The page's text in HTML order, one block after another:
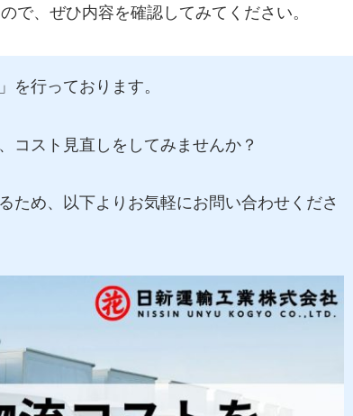
で、ぜひ内容を確認してみてください。
を行っております。
コスト見直しをしてみませんか？
ため、以下よりお気軽にお問い合わせくださ